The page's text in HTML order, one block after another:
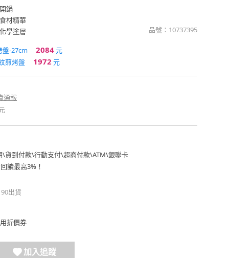
鍋
材精華
學塗層
品號： 10737395
盤-27cm 2084元
煎烤盤
1972 元
通報
\貨到付款\行動支付\超商付款\ATM\銀聯卡
饋最高3%！
出貨
折價券
加入追蹤